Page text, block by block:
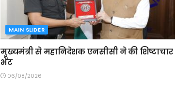
MAIN SLIDER
मुख्यमंत्री से महानिदेशक एनसीसी ने की शिष्टाचार
भेंट
06/08/2026